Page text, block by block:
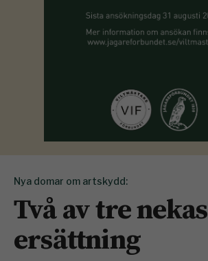
Nya domar om artskydd:
Två av tre nekas
ersättning